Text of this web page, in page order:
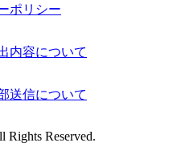
ポリシー
内容について
送信について
Reserved.